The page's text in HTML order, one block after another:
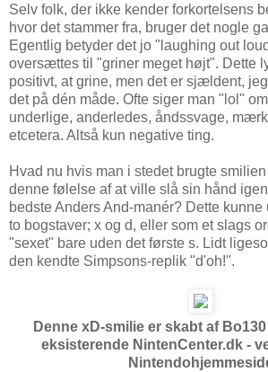
Selv folk, der ikke kender forkortelsens
hvor det stammer fra, bruger det nogle
Egentlig betyder det jo "laughing out
oversættes til "griner meget højt". Dette
positivt, at grine, men det er sjældent,
det på dén måde. Ofte siger man "lol"
underlige, anderledes, åndssvage,
etcetera. Altså kun negative ting.
Hvad nu hvis man i stedet brugte
denne følelse af at ville slå sin hånd
bedste Anders And-manér? Dette
to bogstaver; x og d, eller som et slags
"sexet" bare uden det første s. Lidt
den kendte Simpsons-replik "d'oh!".
Denne xD-smilie er skabt af
eksisterende NintenCenter.dk -